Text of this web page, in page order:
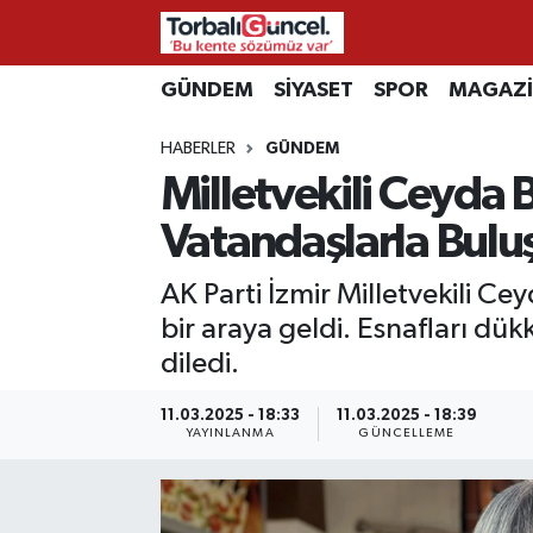
GÜNDEM SİYASET SPOR
HABERLER GÜNDEM
Milletvekili Ceyda
Vatandaşlarla
AK Parti İzmir Milletvekili
bir araya geldi. Esnafları
diledi.
11.03.2025 - 18:33
YAYINLANMA
11.03.2025 - 18:39
GÜNCELLEME
İzmir Nöbetçi Eczaneler
İzmir Hava Durumu
İzmir Namaz Vakitleri
Süper Lig Puan Durumu ve Fikstür
Haber Arşivi